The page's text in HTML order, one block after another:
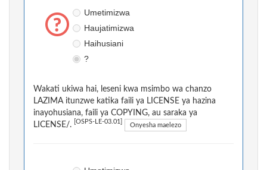
Umetimizwa
Haujatimizwa
Haihusiani
?
Wakati ukiwa hai, leseni kwa msimbo wa chanzo
LAZIMA itunzwe katika faili ya LICENSE ya hazina
inayohusiana, faili ya COPYING, au saraka ya
LICENSE/.
[OSPS-LE-03.01] Onyesha maelezo